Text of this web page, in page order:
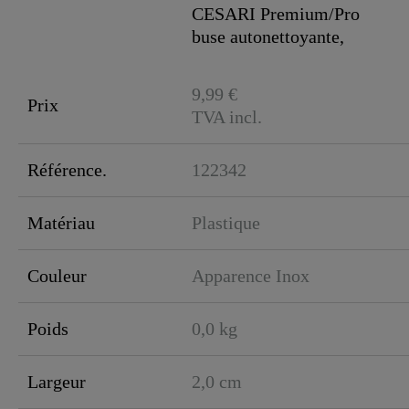
CESARI Premium/Pro
buse autonettoyante,
Prix
9,99 €
TVA incl.
Référence. 122342
Matériau Plastique
Couleur Apparence Inox
Poids 0,0 kg
Largeur 2,0 cm